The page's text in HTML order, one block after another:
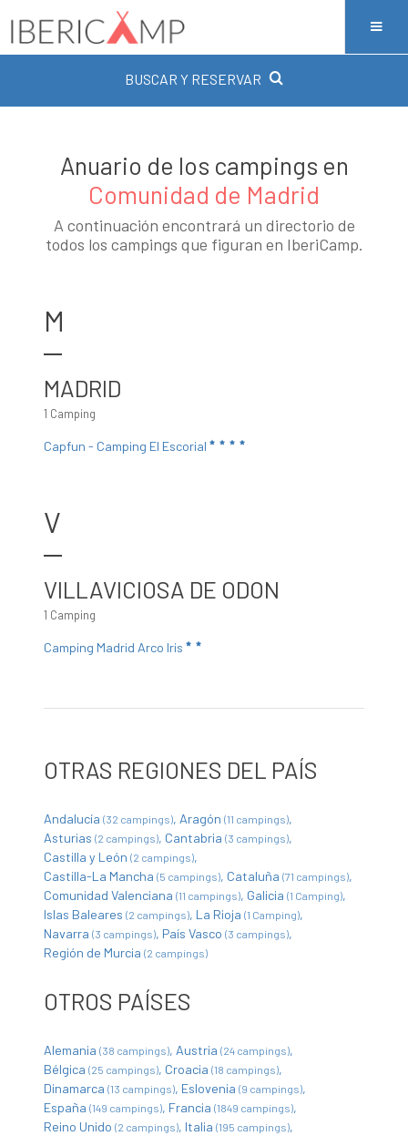
BUSCAR Y RESERVAR
Anuario de los campings en
Comunidad de Madrid
A continuación encontrará un directorio de
todos los campings que figuran en IberiCamp.
M
MADRID
1 Camping
Capfun - Camping El Escorial
V
VILLAVICIOSA DE ODON
1 Camping
Camping Madrid Arco Iris
OTRAS REGIONES DEL PAÍS
Andalucía (32 campings) Aragón (11 campings)
Asturias (2 campings) Cantabria (3 campings)
Castilla y León (2 campings)
Castilla-La Mancha (5 campings) Cataluña (71 campings)
Comunidad Valenciana (11 campings) Galicia (1 Camping)
Islas Baleares (2 campings) La Rioja (1 Camping)
Navarra (3 campings) País Vasco (3 campings)
Región de Murcia (2 campings)
OTROS PAÍSES
Alemania (38 campings) Austria (24 campings)
Bélgica (25 campings) Croacia (18 campings)
Dinamarca (13 campings) Eslovenia (9 campings)
España (149 campings) Francia (1849 campings)
Reino Unido (2 campings) Italia (195 campings)